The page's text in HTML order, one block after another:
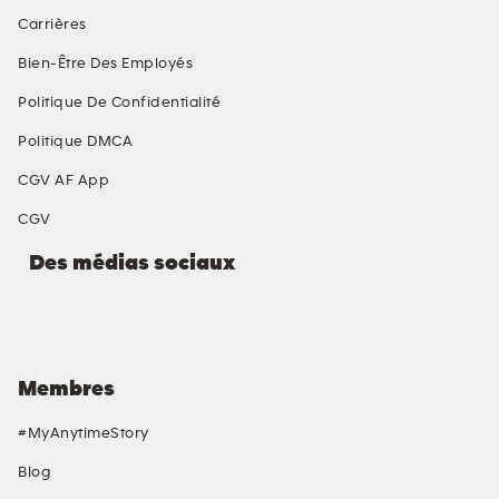
Carrières
Bien-Être Des Employés
Politique De Confidentialité
Politique DMCA
CGV AF App
CGV
Membres
#MyAnytimeStory
Blog
Des médias sociaux